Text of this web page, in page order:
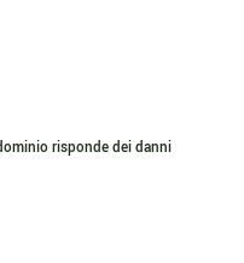
risponde dei danni